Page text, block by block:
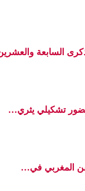
السابعة
تشكيلي يثري…
المغربي في…